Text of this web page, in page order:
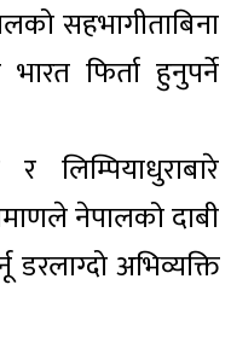
सहभागीताबिना
फिर्ता हुनुपर्ने
नेपालको दाबी
अभिव्यक्ति